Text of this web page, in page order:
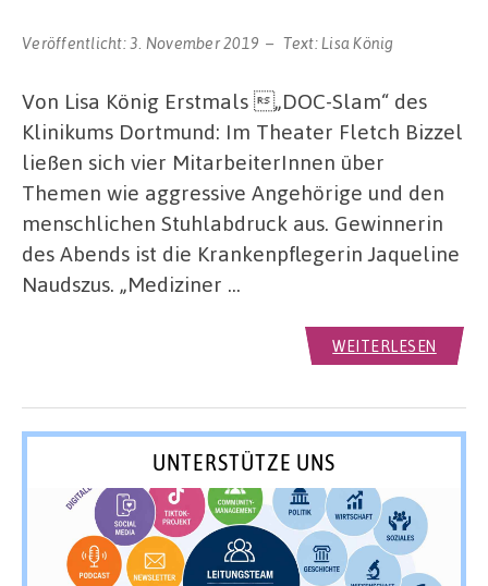
Veröffentlicht:3. November 2019 Text:Lisa König
Von Lisa König Erstmals „DOC-Slam“ des
Klinikums Dortmund: Im Theater Fletch Bizzel
ließen sich vier MitarbeiterInnen über
Themen wie aggressive Angehörige und den
menschlichen Stuhlabdruck aus. Gewinnerin
des Abends ist die Krankenpflegerin Jaqueline
Naudszus. „Mediziner …
WEITERLESEN
UNTERSTÜTZE UNS